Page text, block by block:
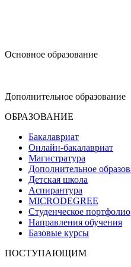
Основное образование
Дополнительное образование
ОБРАЗОВАНИЕ
Бакалавриат
Онлайн-бакалавриат
Магистратура
Дополнительное
Детская школа
Аспирантура
MICRODEGREE
Студенческое портфолио
Направления обучения
Базовые курсы
ПОСТУПАЮЩИМ